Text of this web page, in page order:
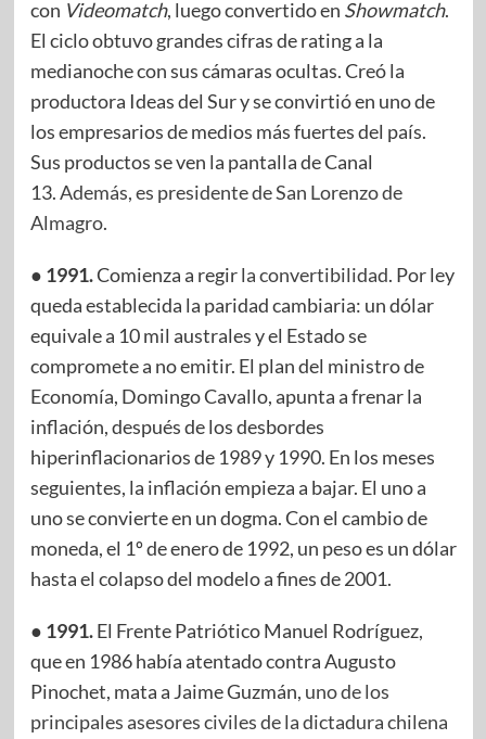
con Videomatch, luego convertido en Showmatch.
El ciclo obtuvo grandes cifras de rating a la
medianoche con sus cámaras ocultas. Creó la
productora Ideas del Sur y se convirtió en uno de
los empresarios de medios más fuertes del país.
Sus productos se ven la pantalla de Canal
13.Además, es presidente de San Lorenzo de
Almagro.
● 1991.Comienza a regirla convertibilidad. Por ley
queda establecida la paridad cambiaria: un dólar
equivale a 10 mil australes y el Estado se
compromete a no emitir. El plan del ministro de
Economía, Domingo Cavallo, apunta a frenar la
inflación, después de los desbordes
hiperinflacionarios de 1989 y 1990. En los meses
seguientes, la inflación empieza a bajar. El uno a
uno se convierte en un dogma. Con el cambio de
moneda, el 1º de enero de 1992, un peso es un dólar
hasta el colapso del modelo a fines de 2001.
● 1991.El Frente Patriótico Manuel Rodríguez,
que en 1986 había atentado contra Augusto
Pinochet, mata a Jaime Guzmán, uno de los
principales asesores civiles de la dictadura chilena